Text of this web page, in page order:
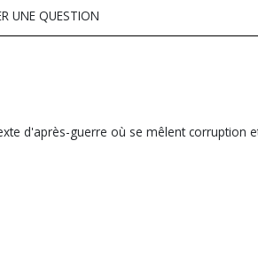
UNE QUESTION
d'après-guerre où se mêlent